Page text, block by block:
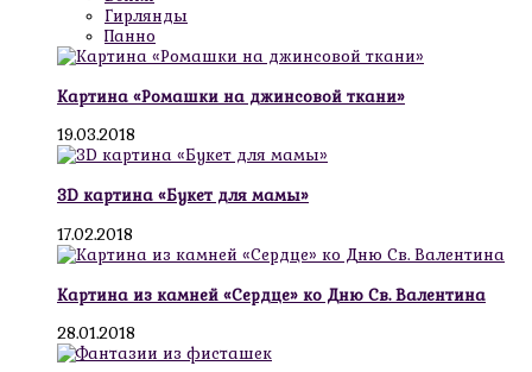
Гирлянды
Панно
Картина «Ромашки на джинсовой ткани»
19.03.2018
3D картина «Букет для мамы»
17.02.2018
Картина из камней «Сердце» ко Дню Св. Валентина
28.01.2018